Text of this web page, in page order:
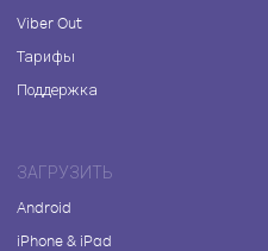
Viber Out
Тарифы
Поддержка
ЗАГРУЗИТЬ
Android
iPhone & iPad